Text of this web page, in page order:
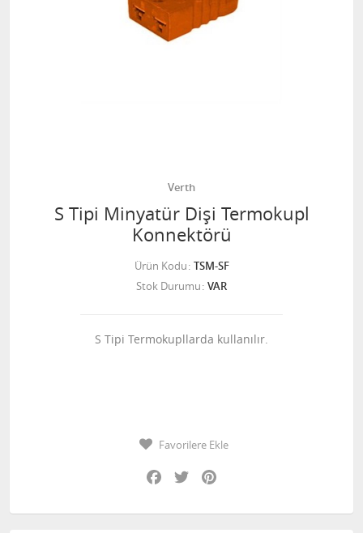
Verth
S Tipi Minyatür Dişi Termokupl
Konnektörü
Ürün Kodu TSM-SF
Stok Durumu VAR
S Tipi Termokupllarda kullanılır.
Favorilere Ekle
Facebook
Twitter